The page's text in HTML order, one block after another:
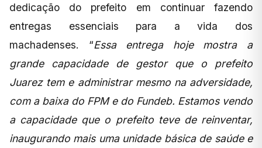
dedicação do prefeito em continuar fazendo
entregas essenciais para a vida dos
machadenses. “Essa entrega hoje mostra a
grande capacidade de gestor que o prefeito
Juarez tem e administrar mesmo na adversidade,
com a baixa do FPM e do Fundeb. Estamos vendo
a capacidade que o prefeito teve de reinventar,
inaugurando mais uma unidade básica de saúde e